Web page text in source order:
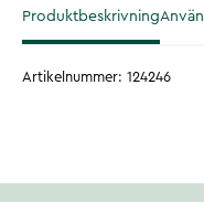
Produktbeskrivning
Artikelnummer: 124246